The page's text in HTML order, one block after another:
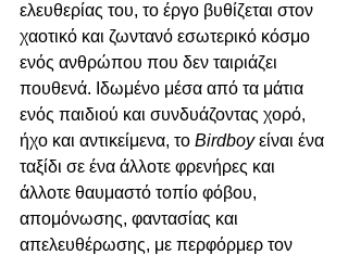
ελευθερίας του, το έργο βυθίζεται στον
χαοτικό και ζωντανό εσωτερικό κόσμο
ενός ανθρώπου που δεν ταιριάζει
πουθενά. Ιδωμένο μέσα από τα μάτια
ενός παιδιού και συνδυάζοντας χορό,
ήχο και αντικείμενα, το Birdboy είναι ένα
ταξίδι σε ένα άλλοτε φρενήρες και
άλλοτε θαυμαστό τοπίο φόβου,
απομόνωσης, φαντασίας και
απελευθέρωσης, με περφόρμερ τον